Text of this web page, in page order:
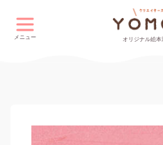
メニュー オリジナル絵本